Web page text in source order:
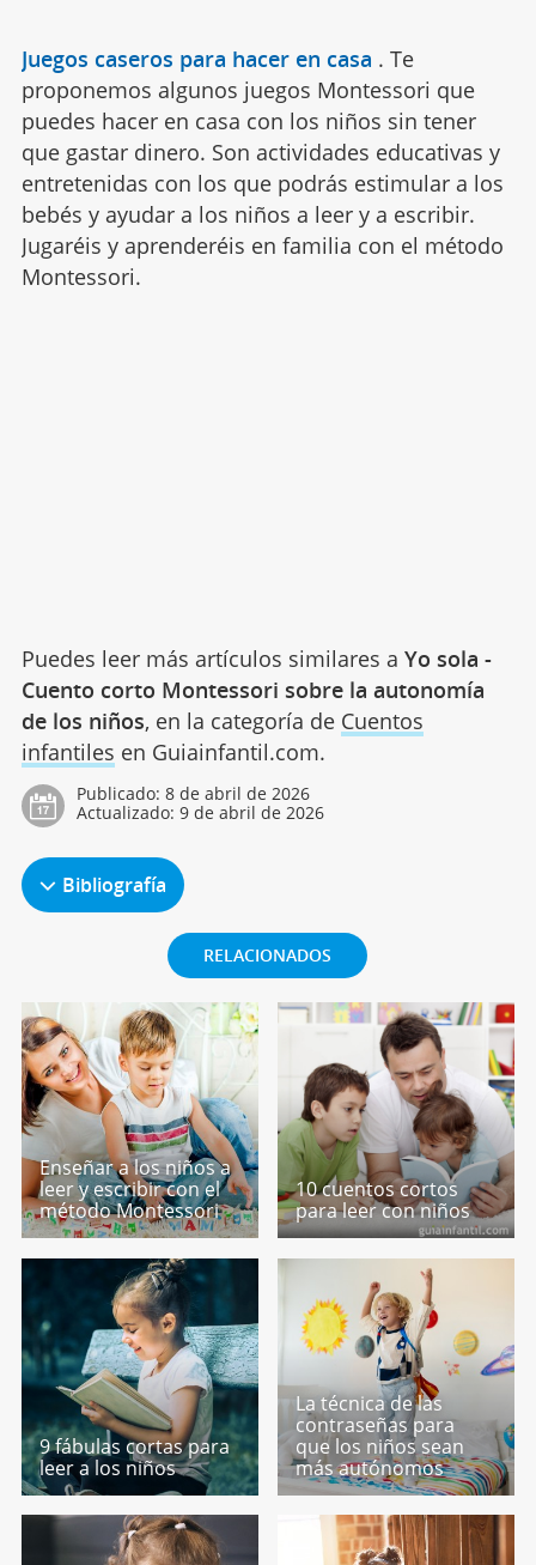
Juegos caseros para hacer en casa . Te
proponemos algunos juegos Montessori que
puedes hacer en casa con los niños sin tener
que gastar dinero. Son actividades educativas y
entretenidas con los que podrás estimular a los
bebés y ayudar a los niños a leer y a escribir.
Jugaréis y aprenderéis en familia con el método
Montessori.
Puedes leer más artículos similares a Yo sola -
Cuento corto Montessori sobre la autonomía
de los niños, en la categoría de Cuentos
infantiles en Guiainfantil.com.
Publicado: 8 de abril de 2026
Actualizado: 9 de abril de 2026
Bibliografía
RELACIONADOS
Enseñar a los niños a
leer y escribir con el
método Montessori
10 cuentos cortos
para leer con niños
9 fábulas cortas para
leer a los niños
La técnica de las
contraseñas para
que los niños sean
más autónomos